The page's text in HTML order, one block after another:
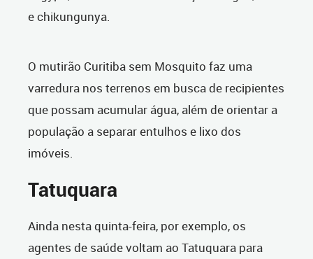
e chikungunya.
O mutirão Curitiba sem Mosquito faz uma
varredura nos terrenos em busca de recipientes
que possam acumular água, além de orientar a
população a separar entulhos e lixo dos
imóveis.
Tatuquara
Ainda nesta quinta-feira, por exemplo, os
agentes de saúde voltam ao Tatuquara para